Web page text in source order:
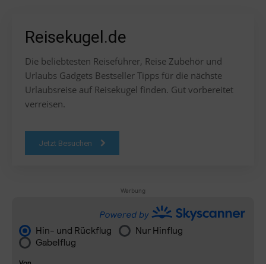
Reisekugel.de
Die beliebtesten Reiseführer, Reise Zubehör und
Urlaubs Gadgets Bestseller Tipps für die nächste
Urlaubsreise auf Reisekugel finden. Gut vorbereitet
verreisen.
Jetzt Besuchen
Werbung